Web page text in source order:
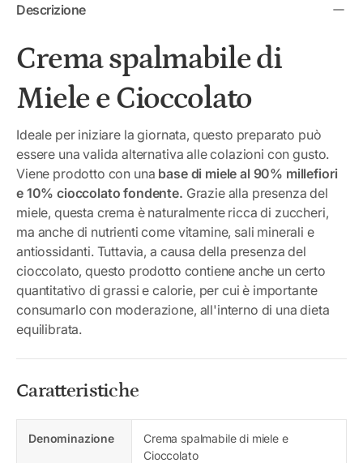
Descrizione
Crema spalmabile di
Miele e Cioccolato
Ideale per iniziare la giornata, questo preparato può
essere una valida alternativa alle colazioni con gusto.
Viene prodotto con una base di miele al 90% millefiori
e 10% cioccolato fondente. Grazie alla presenza del
miele, questa crema è naturalmente ricca di zuccheri,
ma anche di nutrienti come vitamine, sali minerali e
antiossidanti. Tuttavia, a causa della presenza del
cioccolato, questo prodotto contiene anche un certo
quantitativo di grassi e calorie, per cui è importante
consumarlo con moderazione, all'interno di una dieta
equilibrata.
Caratteristiche
Denominazione
Crema spalmabile di miele e
Cioccolato